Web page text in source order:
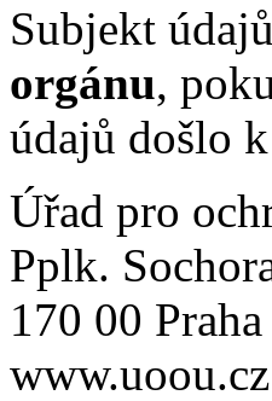
Subjekt
orgánu,
údajů došlo
Úřad pro
Pplk.
170 00 Praha
www.uoou.cz